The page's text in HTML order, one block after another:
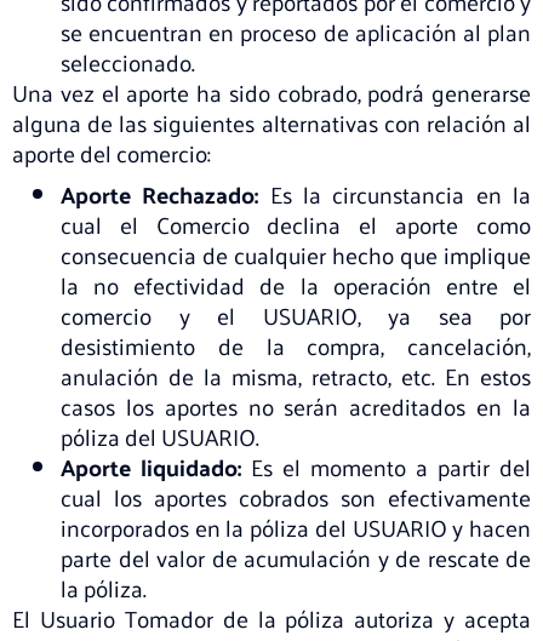
se encuentran en proceso de aplicación al plan
seleccionado.
Una vez el aporte ha sido cobrado, podrá generarse
alguna de las siguientes alternativas con relación al
aporte del comercio:
Aporte Rechazado: Es la circunstancia en la
cual el Comercio declina el aporte como
consecuencia de cualquier hecho que implique
la no efectividad de la operación entre el
comercio y el USUARIO, ya sea por
desistimiento de la compra, cancelación,
anulación de la misma, retracto, etc. En estos
casos los aportes no serán acreditados en la
póliza del USUARIO.
Aporte liquidado: Es el momento a partir del
cual los aportes cobrados son efectivamente
incorporados en la póliza del USUARIO y hacen
parte del valor de acumulación y de rescate de
la póliza.
El Usuario Tomador de la póliza autoriza y acepta